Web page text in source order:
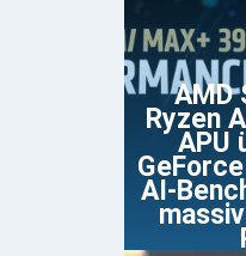
AMD
Ryzen
APU
AI-